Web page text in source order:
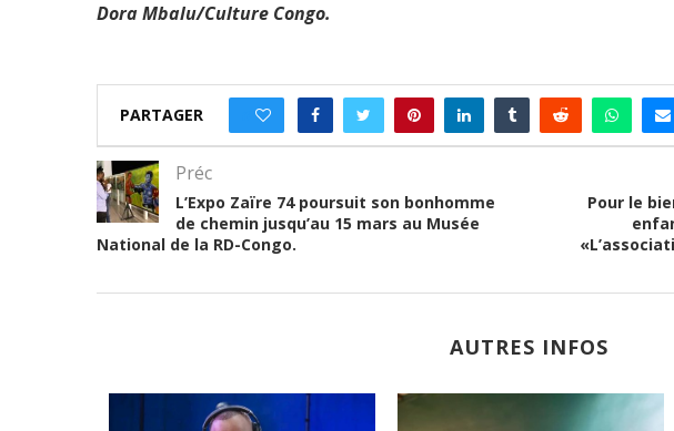
Dora Mbalu/Culture Congo.
PARTAGER
Préc
L’Expo Zaïre 74 poursuit son bonhomme
de chemin jusqu’au 15 mars au Musée
National de la RD-Congo.
Pour le
AUTRES INFOS